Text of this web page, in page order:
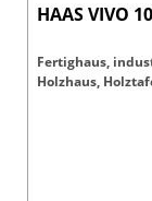
HAAS VIVO
Fertighaus,
Holzhaus,